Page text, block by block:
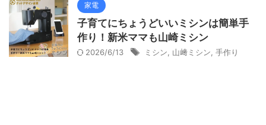
家電
子育てにちょうどいいミシンは簡単手
作り！新米ママも山崎ミシン
2026/6/13 ミシン 山﨑ミシン 手作り